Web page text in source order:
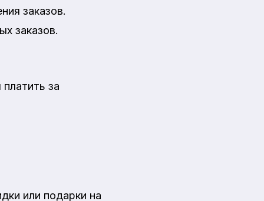
заказов.
заказов.
за
или подарки на